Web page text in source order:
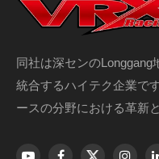
同社は深センの
統合するハイテク企業で
ースの分野における革新